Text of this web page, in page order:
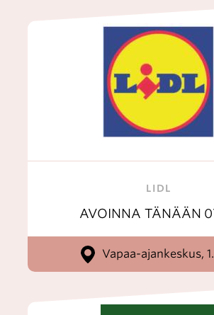
LIDL
AVOINNA TÄNÄÄN
Vapaa-ajankeskus,